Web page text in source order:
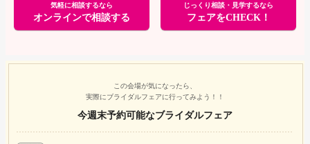
気軽に相談するなら
オンラインで相談する
じっくり相談・見学するなら
フェアをCHECK！
この会場が気になったら、
実際にブライダルフェアに行ってみよう！！
今週末予約可能なブライダルフェア